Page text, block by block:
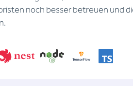
noch besser betreuen und